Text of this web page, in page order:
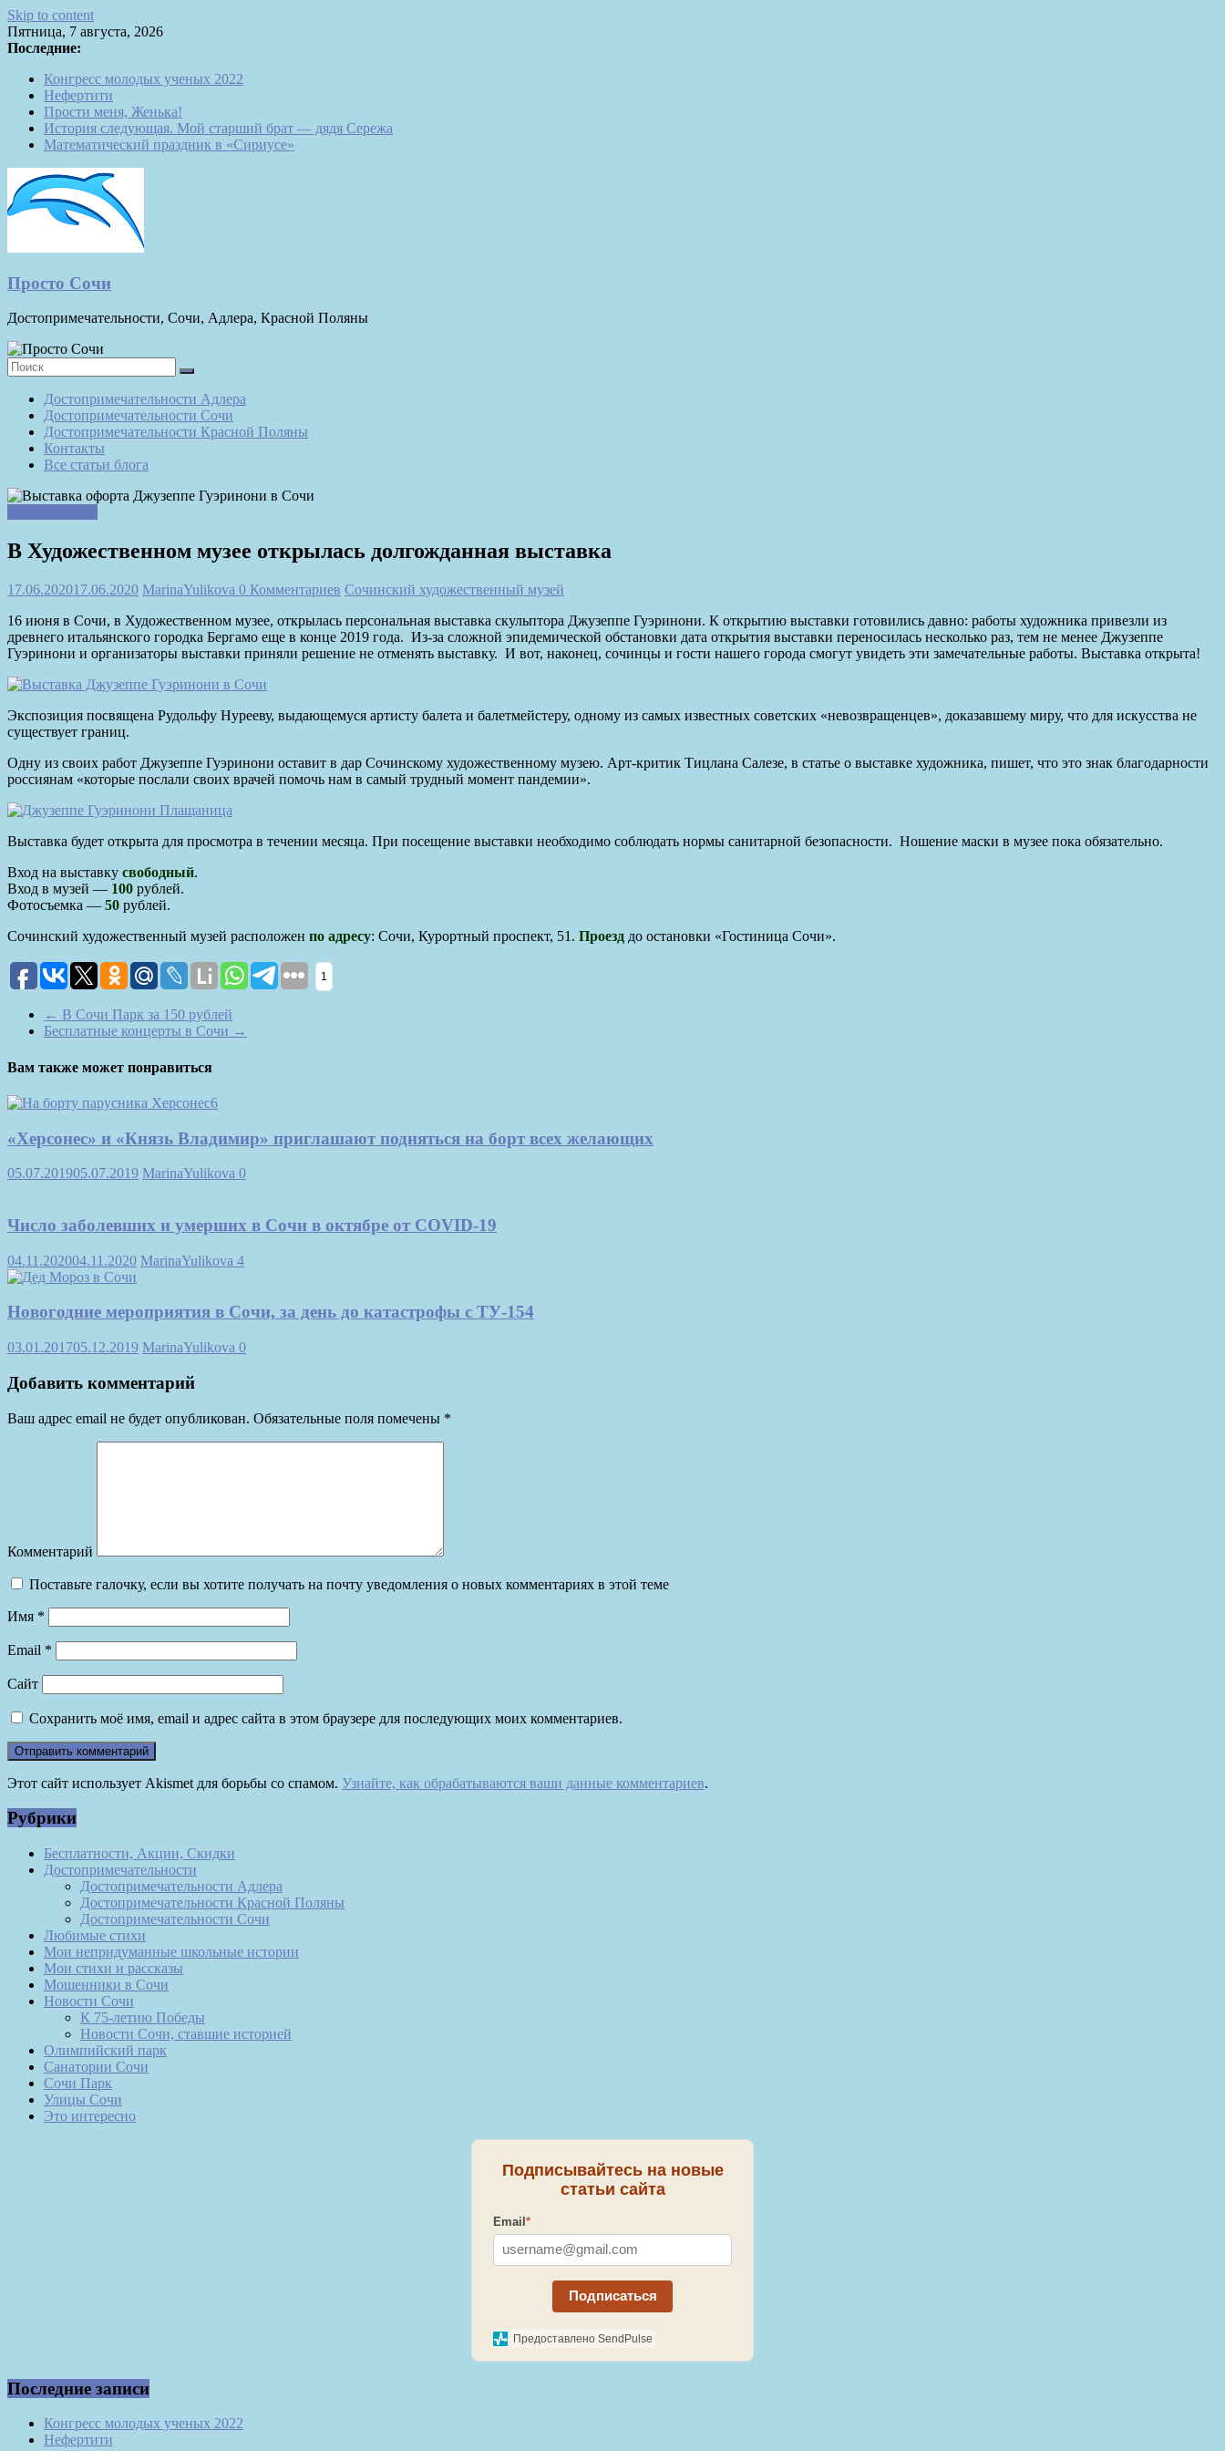
Skip to content
Пятница, 7 августа, 2026
Последние:
Конгресс молодых ученых 2022
Нефертити
Прости меня, Женька!
История следующая. Мой старший брат — дядя Сережа
Математический праздник в «Сириусе»
Просто Сочи
Достопримечательности, Сочи, Адлера, Красной Поляны
Достопримечательности Адлера
Достопримечательности Сочи
Достопримечательности Красной Поляны
Контакты
Все статьи блога
В Художественном музее открылась долгожданная выставка
17.06.202017.06.2020 MarinaYulikova 0 Комментариев Сочинский художественный музей
16 июня в Сочи, в Художественном музее, открылась персональная выставка скульптора Джузеппе Гуэринони. К открытию выставки готовились давно: работы художника привезли из
древнего итальянского городка Бергамо еще в конце 2019 года. Из-за сложной эпидемической обстановки дата открытия выставки переносилась несколько раз, тем не менее Джузеппе
Гуэринони и организаторы выставки приняли решение не отменять выставку. И вот, наконец, сочинцы и гости нашего города смогут увидеть эти замечательные работы. Выставка открыта!
Экспозиция посвящена Рудольфу Нурееву, выдающемуся артисту балета и балетмейстеру, одному из самых известных советских «невозвращенцев», доказавшему миру, что для искусства не
существует границ.
Одну из своих работ Джузеппе Гуэринони оставит в дар Сочинскому художественному музею. Арт-критик Тицлана Салезе, в статье о выставке художника, пишет, что это знак благодарности
россиянам «которые послали своих врачей помочь нам в самый трудный момент пандемии».
Выставка будет открыта для просмотра в течении месяца. При посещение выставки необходимо соблюдать нормы санитарной безопасности. Ношение маски в музее пока обязательно.
Вход на выставку свободный.
Вход в музей — 100 рублей.
Фотосъемка — 50 рублей.
Сочинский художественный музей расположен по адресу: Сочи, Курортный проспект, 51. Проезд до остановки «Гостиница Сочи».
1
← В Сочи Парк за 150 рублей
Бесплатные концерты в Сочи →
Вам также может понравиться
«Херсонес» и «Князь Владимир» приглашают подняться на борт всех желающих
05.07.201905.07.2019 MarinaYulikova 0
Число заболевших и умерших в Сочи в октябре от COVID-19
04.11.202004.11.2020 MarinaYulikova 4
Новогодние мероприятия в Сочи, за день до катастрофы с ТУ-154
03.01.201705.12.2019 MarinaYulikova 0
Добавить комментарий
Ваш адрес email не будет опубликован. Обязательные поля помечены *
Комментарий
Поставьте галочку, если вы хотите получать на почту уведомления о новых комментариях в этой теме
Имя *
Email *
Сайт
Сохранить моё имя, email и адрес сайта в этом браузере для последующих моих комментариев.
Этот сайт использует Akismet для борьбы со спамом. Узнайте, как обрабатываются ваши данные комментариев.
Рубрики
Бесплатности, Акции, Скидки
Достопримечательности
Достопримечательности Адлера
Достопримечательности Красной Поляны
Достопримечательности Сочи
Любимые стихи
Мои непридуманные школьные истории
Мои стихи и рассказы
Мошенники в Сочи
Новости Сочи
К 75-летию Победы
Новости Сочи, ставшие историей
Олимпийский парк
Санатории Сочи
Сочи Парк
Улицы Сочи
Это интересно
Подписывайтесь на новые
статьи сайта
Email *
Подписаться
Предоставлено SendPulse
Последние записи
Конгресс молодых ученых 2022
Нефертити